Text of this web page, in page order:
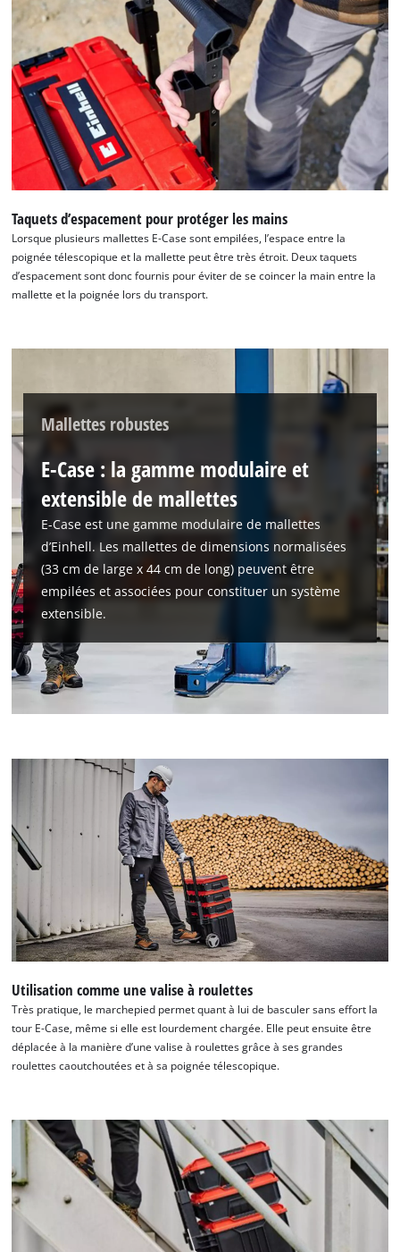
Nous avons besoin de ton accord pour
pouvoir charger Google Maps !
This content is not permitted to load due
to trackers that are not disclosed to the
visitor. The website owner needs to setup
the site with their CMP to add this content
to the list of technologies used.
Powered byUsercentrics Consent
Management Platform
Taquets d’espacement pour protéger les mains
Lorsque plusieurs mallettes E-Case sont empilées, l’espace entre la
poignée télescopique et la mallette peut être très étroit. Deux taquets
d’espacement sont donc fournis pour éviter de se coincer la main entre la
mallette et la poignée lors du transport.
Mallettes robustes
E-Case : la gamme modulaire et
extensible de mallettes
E-Case est une gamme modulaire de mallettes
d’Einhell. Les mallettes de dimensions normalisées
(33 cm de large x 44 cm de long) peuvent être
empilées et associées pour constituer un système
extensible.
Utilisation comme une valise à roulettes
Très pratique, le marchepied permet quant à lui de basculer sans effort la
tour E-Case, même si elle est lourdement chargée. Elle peut ensuite être
déplacée à la manière d’une valise à roulettes grâce à ses grandes
roulettes caoutchoutées et à sa poignée télescopique.